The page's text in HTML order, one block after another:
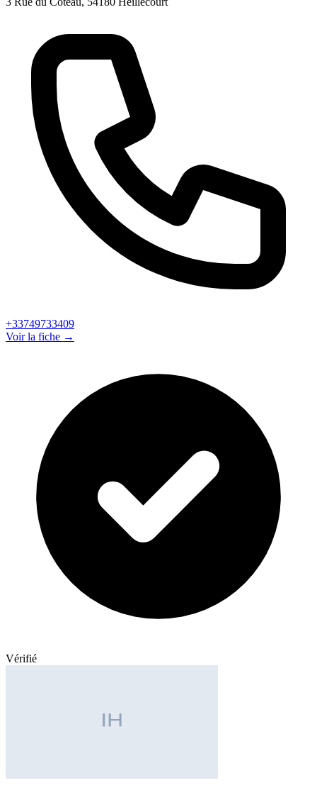
+33749733409
Voir la fiche →
Vérifié